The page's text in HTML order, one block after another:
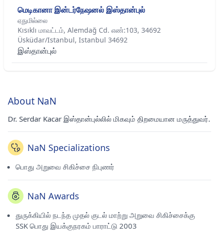
மெடிகானா இன்டர்நேஷனல் இஸ்தான்புல்
ஏதுமில்லை
Kısıklı மாவட்டம், Alemdağ Cd. எண்:103, 34692
Üsküdar/Istanbul, Istanbul 34692
இஸ்தான்புல்
About NaN
Dr. Serdar Kacar இஸ்தான்புல்லில் மிகவும் திறமையான மருத்துவர்.
NaN Specializations
பொது அறுவை சிகிச்சை நிபுணர்
NaN Awards
துருக்கியில் நடந்த முதல் குடல் மாற்று அறுவை சிகிச்சைக்கு
SSK பொது இயக்குநரகம் பாராட்டு 2003